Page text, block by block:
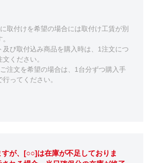
取付けを希望の場合には取付け工賃が別
及び取付込み商品を購入時は、1注文につ
ください。
注文を希望の場合は、1台分ずつ購入手
ってください。
すが、[○○]は在庫が不足しておりま